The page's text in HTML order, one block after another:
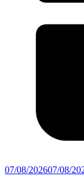
07/08/202607/08/